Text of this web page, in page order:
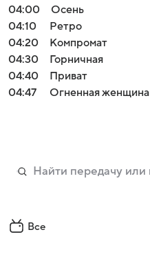
04:00
Осень
04:10
Ретро
04:20
Компромат
04:30
Горничная
04:40
Приват
04:47
Огненная женщина
Все